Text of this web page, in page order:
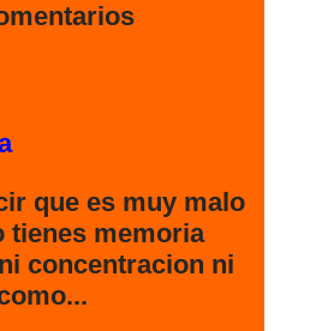
que es muy malo
tienes memoria
concentracion ni